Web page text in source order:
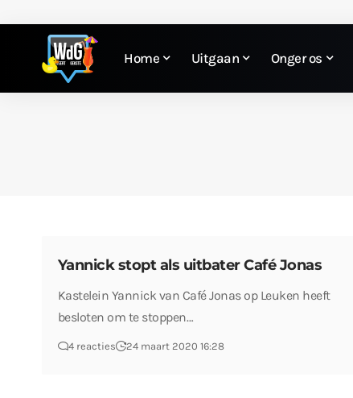
Home Uitgaan Onger os
Yannick stopt als uitbater Café Jonas
Kastelein Yannick van Café Jonas op Leuken heeft
besloten om te stoppen…
4 reacties 24 maart 2020 16:28